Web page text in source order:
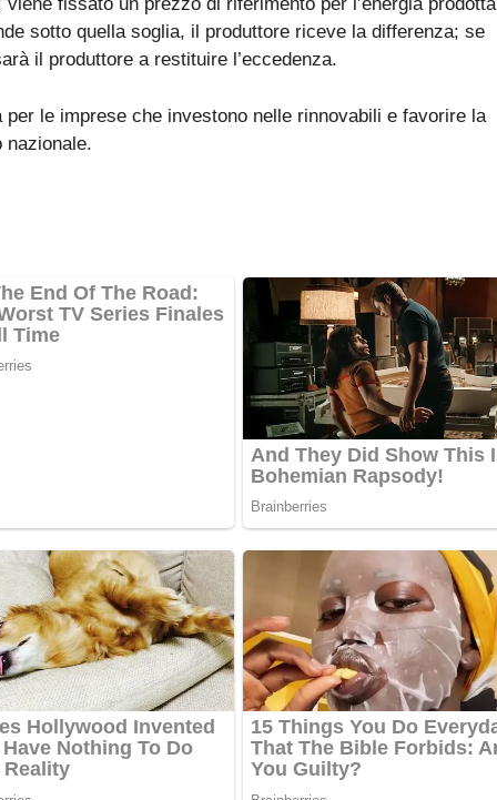
fissato un prezzo di riferimento per l’energia prodotta
sotto quella soglia, il produttore riceve la differenza; se
il produttore a restituire l’eccedenza.
per le imprese che investono nelle rinnovabili e favorire la
nazionale.